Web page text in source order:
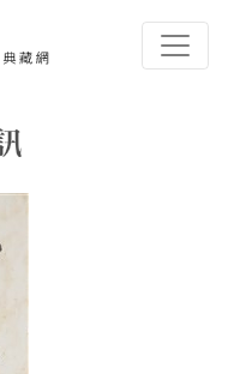
-典藏網